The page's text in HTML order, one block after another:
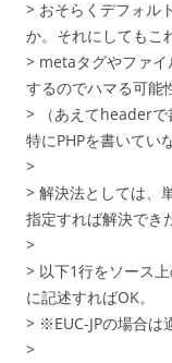
> おそらくデフォル
か。それにしてもこ
> metaタグやファイ
するのでハマる可能
> （あえてheader
特にPHPを書いてい
>
> 解決法としては、
指定すれば解決でき
>
> 以下1行をソース
に記述すればOK。
> ※EUC-JPの場合は
>